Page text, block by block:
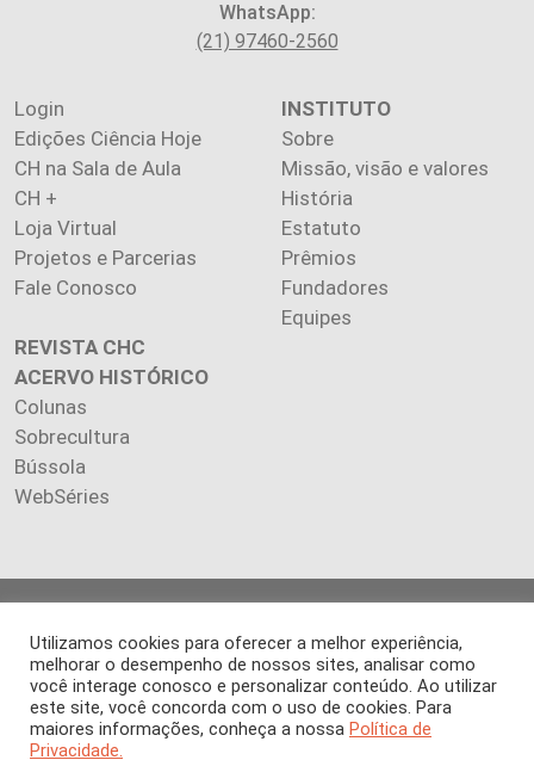
WhatsApp:
(21) 97460-2560
Login
Edições Ciência Hoje
CH na Sala de Aula
CH +
Loja Virtual
Projetos e Parcerias
Fale Conosco
INSTITUTO
Sobre
Missão, visão e valores
História
Estatuto
Prêmios
Fundadores
Equipes
REVISTA CHC
ACERVO HISTÓRICO
Colunas
Sobrecultura
Bússola
WebSéries
reservados.
Os artigos publicados na revista refletem exclusivamente a
opinião de seus autores.
É proibida a reprodução, integral ou parcial, do conteúdo (imagens
e textos) sem prévia autorização.
Utilizamos cookies para oferecer a melhor experiência,
melhorar o desempenho de nossos sites, analisar como
você interage conosco e personalizar conteúdo. Ao utilizar
este site, você concorda com o uso de cookies. Para
maiores informações, conheça a nossa Política de
Privacidade.